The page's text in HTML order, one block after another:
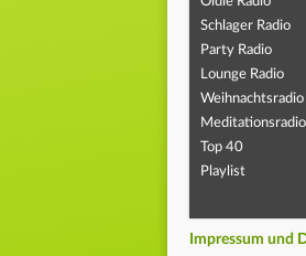
Schlager Radio
Party Radio
Lounge Radio
Weihnachtsradio
Meditationsradio
Top 40
Playlist
Impressum und